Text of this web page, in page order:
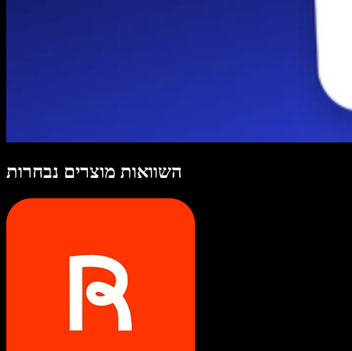
השוואות מוצרים נבחרות